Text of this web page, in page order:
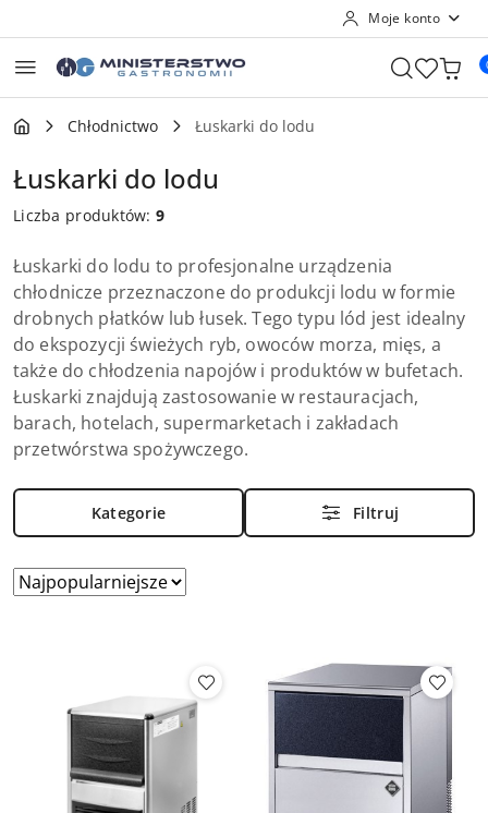
Moje konto
Chłodnictwo Łuskarki do lodu
Łuskarki do lodu
Liczba produktów:9
Łuskarki do lodu to profesjonalne urządzenia
chłodnicze przeznaczone do produkcji lodu w formie
drobnych płatków lub łusek. Tego typu lód jest idealny
do ekspozycji świeżych ryb, owoców morza, mięs, a
także do chłodzenia napojów i produktów w bufetach.
Łuskarki znajdują zastosowanie w restauracjach,
barach, hotelach, supermarketach i zakładach
przetwórstwa spożywczego.
Kategorie Filtruj
Zastosowano
Sortuj
według